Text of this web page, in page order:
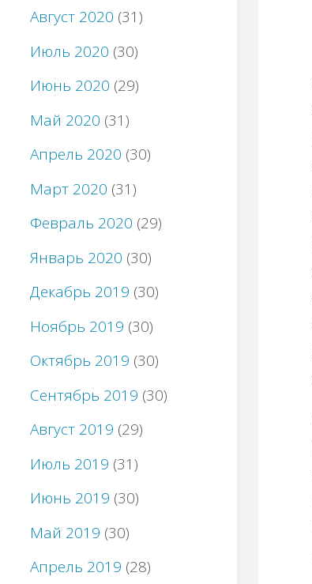
Август 2020 (31)
Июль 2020 (30)
Июнь 2020 (29)
Май 2020 (31)
Апрель 2020 (30)
Март 2020 (31)
Февраль 2020 (29)
Январь 2020 (30)
Декабрь 2019 (30)
Ноябрь 2019 (30)
Октябрь 2019 (30)
Сентябрь 2019 (30)
Август 2019 (29)
Июль 2019 (31)
Июнь 2019 (30)
Май 2019 (30)
Апрель 2019 (28)